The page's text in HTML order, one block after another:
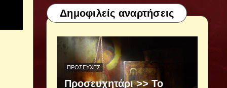
Δημοφιλείς αναρτήσεις
ΠΡΟΣΕΥΧΈΣ
Προσευχητάρι >> Το